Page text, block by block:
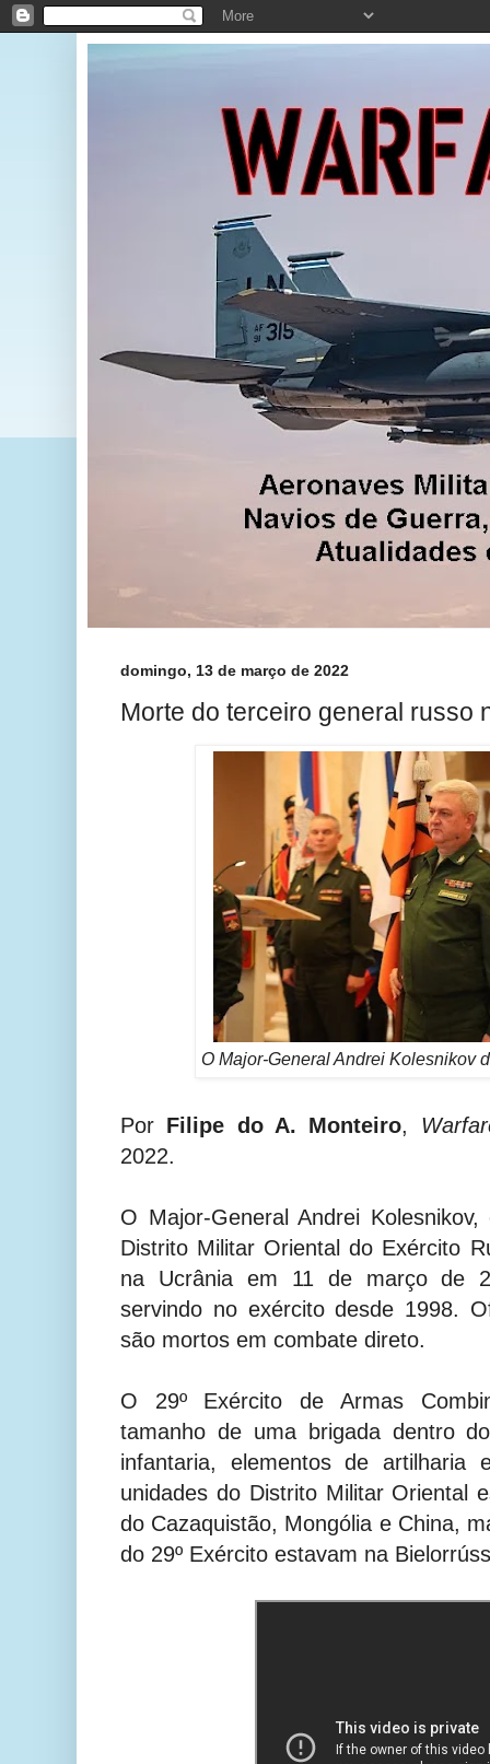
domingo, 13 de março de 2022
Morte do terceiro general russo
O Major-General Andrei Kolesnikov
Por Filipe do A. Monteiro,
2022.
O Major-General Andrei
Distrito Militar Oriental do Exército
na Ucrânia em 11 de março de
servindo no exército desde 1998.
são mortos em combate direto.
O 29º Exército de Armas
tamanho de uma brigada dentro
infantaria, elementos de artilharia
unidades do Distrito Militar Oriental
do Cazaquistão, Mongólia e China,
do 29º Exército estavam na